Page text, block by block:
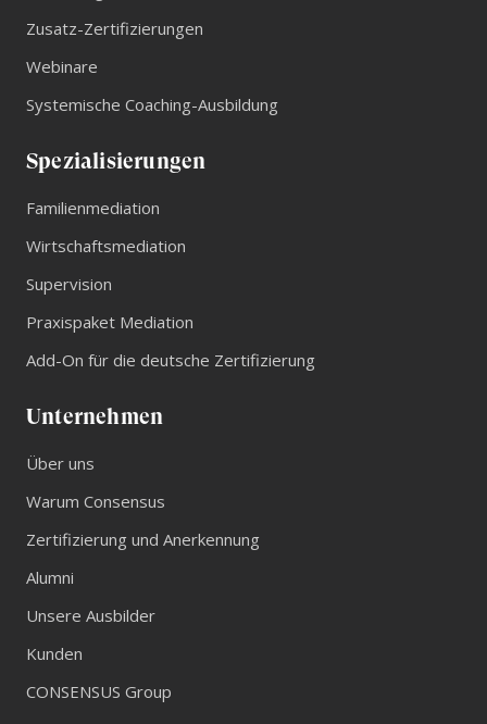
Zusatz-Zertifizierungen
Webinare
Systemische Coaching-Ausbildung
Spezialisierungen
Familienmediation
Wirtschaftsmediation
Supervision
Praxispaket Mediation
Add-On für die deutsche Zertifizierung
Unternehmen
Über uns
Warum Consensus
Zertifizierung und Anerkennung
Alumni
Unsere Ausbilder
Kunden
CONSENSUS Group